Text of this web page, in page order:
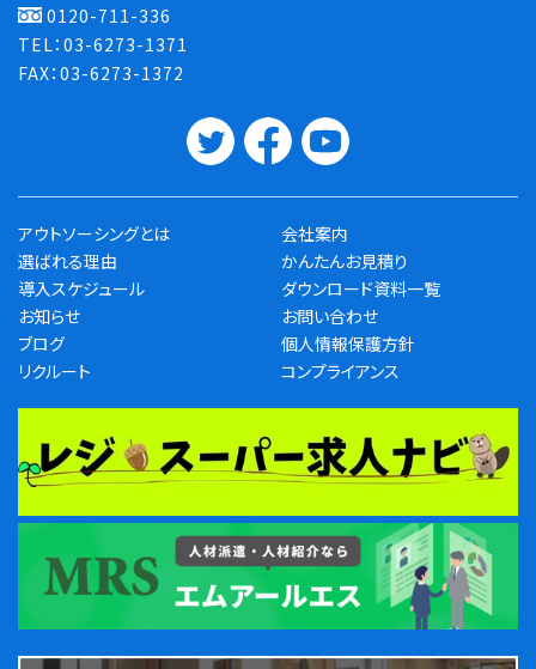
0120-711-336
TEL：03-6273-1371
FAX：03-6273-1372
アウトソーシングとは
選ばれる理由
導入スケジュール
お知らせ
ブログ
リクルート
会社案内
かんたんお見積り
ダウンロード資料一覧
お問い合わせ
個人情報保護方針
コンプライアンス